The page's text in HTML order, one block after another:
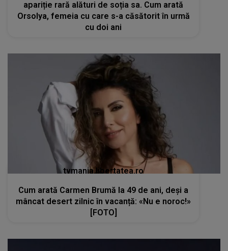
apariție rară alături de soția sa. Cum arată
Orsolya, femeia cu care s-a căsătorit în urmă
cu doi ani
tvmania.libertatea.ro
Cum arată Carmen Brumă la 49 de ani, deși a
mâncat desert zilnic în vacanță: «Nu e noroc!»
[FOTO]